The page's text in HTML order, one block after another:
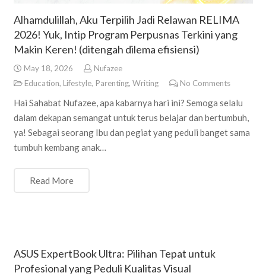
Alhamdulillah, Aku Terpilih Jadi Relawan RELIMA
2026! Yuk, Intip Program Perpusnas Terkini yang
Makin Keren! (ditengah dilema efisiensi)
May 18, 2026
Nufazee
Education, Lifestyle, Parenting, Writing No Comments
Hai Sahabat Nufazee, apa kabarnya hari ini? Semoga selalu
dalam dekapan semangat untuk terus belajar dan bertumbuh,
ya! Sebagai seorang Ibu dan pegiat yang peduli banget sama
tumbuh kembang anak…
Read More
ASUS ExpertBook Ultra: Pilihan Tepat untuk
Profesional yang Peduli Kualitas Visual